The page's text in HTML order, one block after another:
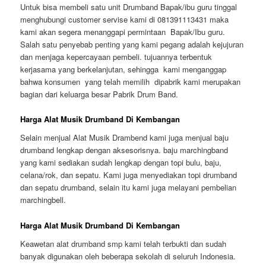
Untuk bisa membeli satu unit Drumband Bapak/ibu guru tinggal
menghubungi customer servise kami di 081391113431 maka
kami akan segera menanggapi permintaan Bapak/Ibu guru.
Salah satu penyebab penting yang kami pegang adalah kejujuran
dan menjaga kepercayaan pembeli. tujuannya terbentuk
kerjasama yang berkelanjutan, sehingga kami menganggap
bahwa konsumen yang telah memilih dipabrik kami merupakan
bagian dari keluarga besar Pabrik Drum Band.
Harga Alat Musik Drumband Di Kembangan
Selain menjual Alat Musik Drambend kami juga menjual baju
drumband lengkap dengan aksesorisnya. baju marchingband
yang kami sediakan sudah lengkap dengan topi bulu, baju,
celana/rok, dan sepatu. Kami juga menyediakan topi drumband
dan sepatu drumband, selain itu kami juga melayani pembelian
marchingbell.
Harga Alat Musik Drumband Di Kembangan
Keawetan alat drumband smp kami telah terbukti dan sudah
banyak digunakan oleh beberapa sekolah di seluruh Indonesia.